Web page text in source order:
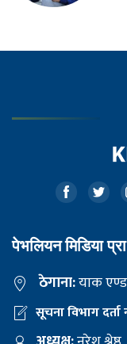
पेभलियन मिडिया
ठेगाना:याक एण्ड
सूचना विभाग दर्ता